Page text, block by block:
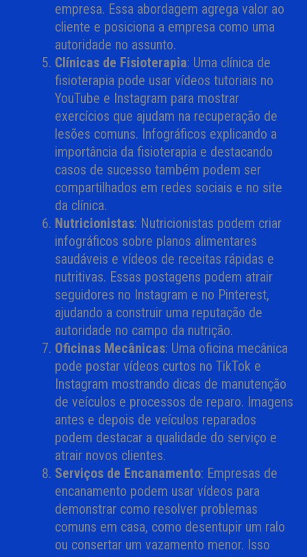
empresa. Essa abordagem agrega valor ao
cliente e posiciona a empresa como uma
autoridade no assunto.
Clínicas de Fisioterapia: Uma clínica de
fisioterapia pode usar vídeos tutoriais no
YouTube e Instagram para mostrar
exercícios que ajudam na recuperação de
lesões comuns. Infográficos explicando a
importância da fisioterapia e destacando
casos de sucesso também podem ser
compartilhados em redes sociais e no site
da clínica.
Nutricionistas: Nutricionistas podem criar
infográficos sobre planos alimentares
saudáveis e vídeos de receitas rápidas e
nutritivas. Essas postagens podem atrair
seguidores no Instagram e no Pinterest,
ajudando a construir uma reputação de
autoridade no campo da nutrição.
Oficinas Mecânicas: Uma oficina mecânica
pode postar vídeos curtos no TikTok e
Instagram mostrando dicas de manutenção
de veículos e processos de reparo. Imagens
antes e depois de veículos reparados
podem destacar a qualidade do serviço e
atrair novos clientes.
Serviços de Encanamento: Empresas de
encanamento podem usar vídeos para
demonstrar como resolver problemas
comuns em casa, como desentupir um ralo
ou consertar um vazamento menor. Isso